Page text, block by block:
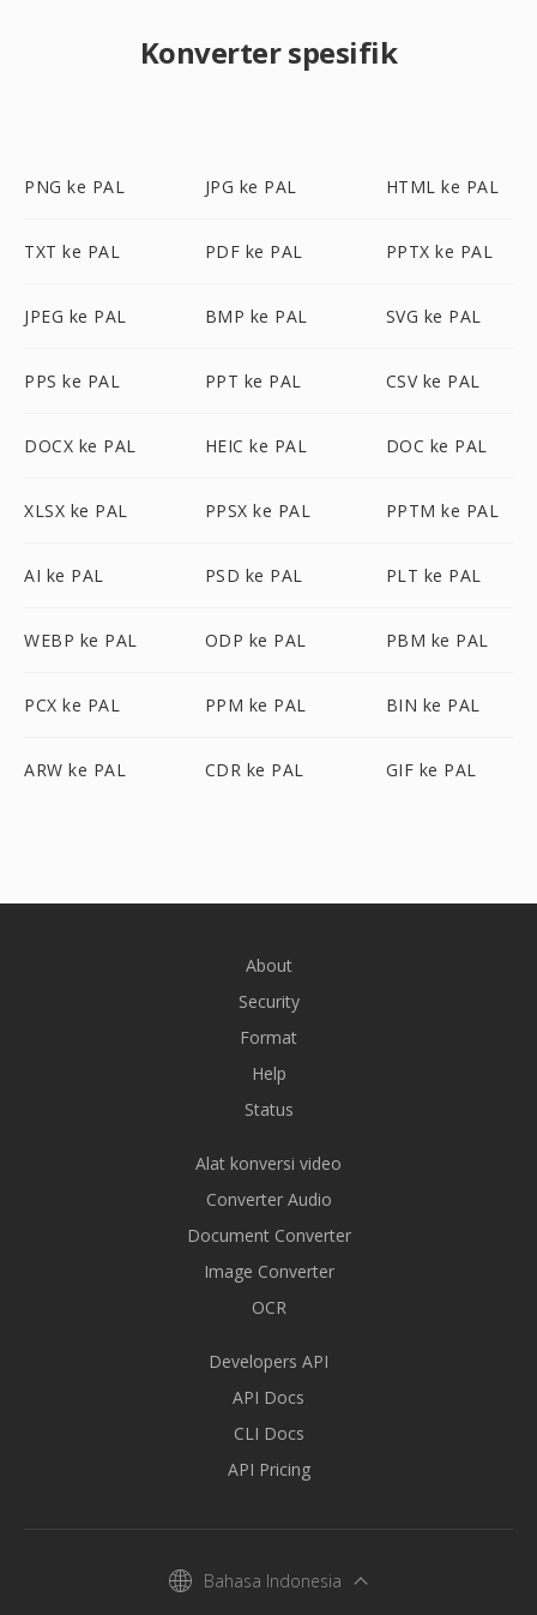
Konverter spesifik
PNG ke PAL JPG ke PAL HTML ke PAL
TXT ke PAL PDF ke PAL PPTX ke PAL
JPEG ke PAL BMP ke PAL SVG ke PAL
PPS ke PAL PPT ke PAL CSV ke PAL
DOCX ke PAL HEIC ke PAL DOC ke PAL
XLSX ke PAL PPSX ke PAL PPTM ke PAL
AI ke PAL PSD ke PAL PLT ke PAL
WEBP ke PAL ODP ke PAL PBM ke PAL
PCX ke PAL PPM ke PAL BIN ke PAL
ARW ke PAL CDR ke PAL GIF ke PAL
About
Security
Format
Help
Status
Alat konversi video
Converter Audio
Document Converter
Image Converter
OCR
Developers API
API Docs
CLI Docs
API Pricing
Bahasa Indonesia